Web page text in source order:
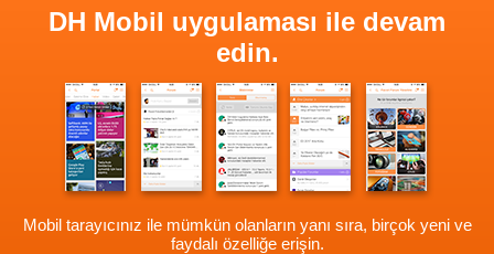
DH Mobil uygulaması ile devam
edin.
Mobil tarayıcınız ile mümkün olanların yanı sıra, birçok yeni ve
faydalı özelliğe erişin.